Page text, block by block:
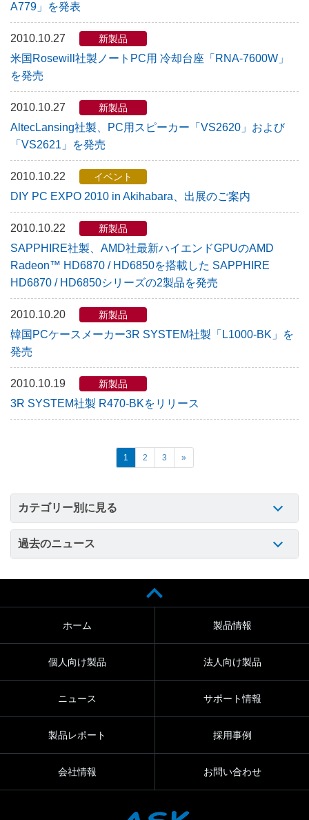
A779」を発表
2010.10.27 新製品
米国Rosewill社製ノートPC用 冷却台座「RNA-7600W」
を発売
2010.10.27 新製品
AltecLansing社製、PC用スピーカー「VS2620」および
「VS2621」を発売
2010.10.22 イベント
DIY PC EXPO 2010 in Akihabara、出展のご案内
2010.10.22 新製品
SAPPHIRE社製、AMD社最新ハイエンドGPUのAMD
Radeon™ HD6870 / HD6850を搭載した SAPPHIRE
HD6870 / HD6850シリーズの2製品を発売
2010.10.20 新製品
韓国PCケースメーカー3R SYSTEM社製「L1000-BK」を
発売
2010.10.19 新製品
3R SYSTEM社製 R470-BKをリリース
1 2 3 »
カテゴリー別に見る
過去のニュース
ホーム 製品情報
個人向け製品 法人向け製品
ニュース サポート情報
製品レポート 採用事例
会社情報 お問い合わせ